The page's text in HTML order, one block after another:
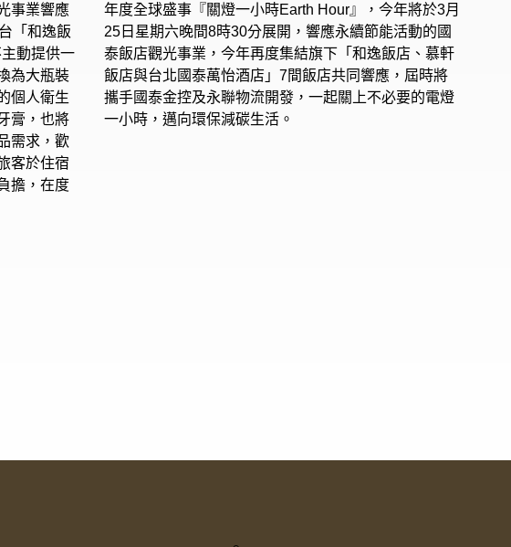
事業響應
「和逸飯
動提供一
為大瓶裝
個人衛生
膏，也將
需求，歡
客於住宿
擔，在度
年度全球盛事『關燈一小時Earth Hour』，今年將於3月
25日星期六晚間8時30分展開，響應永續節能活動的國
泰飯店觀光事業，今年再度集結旗下「和逸飯店、慕軒
飯店與台北國泰萬怡酒店」7間飯店共同響應，屆時將
攜手國泰金控及永聯物流開發，一起關上不必要的電燈
一小時，邁向環保減碳生活。